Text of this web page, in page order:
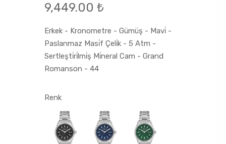
9,449.00 ₺
Erkek - Kronometre - Gümüş - Mavi̇ -
Paslanmaz Masi̇f Çeli̇k - 5 Atm -
Sertleşti̇ri̇lmi̇ş Mi̇neral Cam - Grand
Romanson - 44
Renk